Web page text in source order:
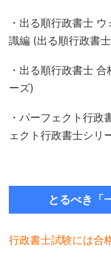
・ 出る順行政書士
識編 (出る順行政書
・ 出る順行政書士 合
ーズ)
・ パーフェクト行政
ェクト行政書士シリ
とるべき「
行政書士試験には合